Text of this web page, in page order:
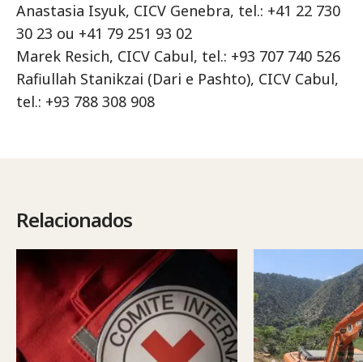
Anastasia Isyuk, CICV Genebra, tel.: +41 22 730
30 23 ou +41 79 251 93 02
Marek Resich, CICV Cabul, tel.: +93 707 740 526
Rafiullah Stanikzai (Dari e Pashto), CICV Cabul,
tel.: +93 788 308 908
Relacionados